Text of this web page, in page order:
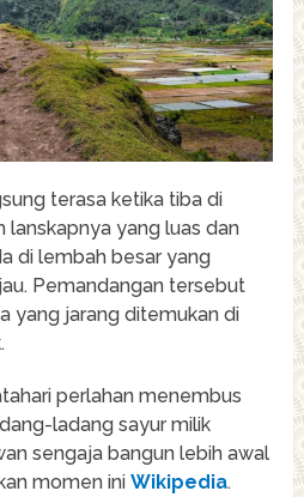
terasa ketika tiba di
lanskapnya yang luas dan
di lembah besar yang
Pemandangan tersebut
yang jarang ditemukan di
perlahan menembus
ladang sayur milik
sengaja bangun lebih awal
momen iniWikipedia.